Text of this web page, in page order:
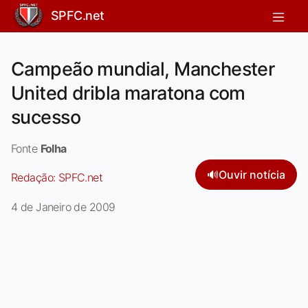
SPFC.net
Campeão mundial, Manchester
United dribla maratona com
sucesso
Fonte Folha
Redação: SPFC.net 🔊Ouvir notícia
4 de Janeiro de 2009